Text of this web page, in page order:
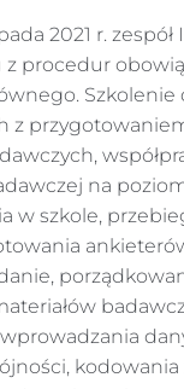
2021 r. zespół
z procedur
Szkolenie
z
na
w szkole,
kodowania